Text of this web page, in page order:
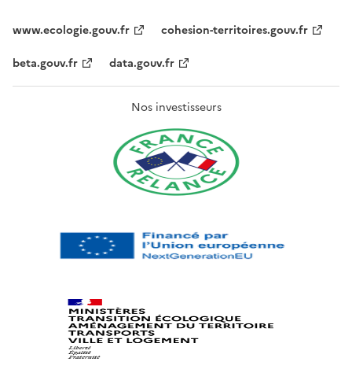
www.ecologie.gouv.fr
cohesion-territoires.gouv.fr
beta.gouv.fr
data.gouv.fr
Nos investisseurs